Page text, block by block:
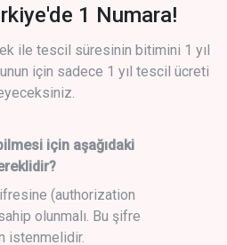
1 Numara!
ile tescil süresinin bitimini 1 yıl
için sadece 1 yıl tescil ücreti
için aşağıdaki
(authorization
olunmalı. Bu şifre
istenmelidir.